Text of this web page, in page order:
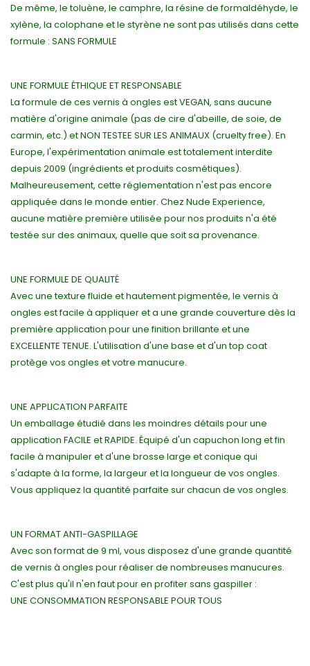
De même, le toluène, le camphre, la résine de formaldéhyde, le
xylène, la colophane et le styrène ne sont pas utilisés dans cette
formule : SANS FORMULE
UNE FORMULE ÉTHIQUE ET RESPONSABLE
La formule de ces vernis à ongles est VEGAN, sans aucune
matière d'origine animale (pas de cire d'abeille, de soie, de
carmin, etc.) et NON TESTEE SUR LES ANIMAUX (cruelty free). En
Europe, l'expérimentation animale est totalement interdite
depuis 2009 (ingrédients et produits cosmétiques).
Malheureusement, cette réglementation n'est pas encore
appliquée dans le monde entier. Chez Nude Experience,
aucune matière première utilisée pour nos produits n'a été
testée sur des animaux, quelle que soit sa provenance.
UNE FORMULE DE QUALITÉ
Avec une texture fluide et hautement pigmentée, le vernis à
ongles est facile à appliquer et a une grande couverture dès la
première application pour une finition brillante et une
EXCELLENTE TENUE. L'utilisation d'une base et d'un top coat
protège vos ongles et votre manucure.
UNE APPLICATION PARFAITE
Un emballage étudié dans les moindres détails pour une
application FACILE et RAPIDE. Équipé d'un capuchon long et fin
facile à manipuler et d'une brosse large et conique qui
s'adapte à la forme, la largeur et la longueur de vos ongles.
Vous appliquez la quantité parfaite sur chacun de vos ongles.
UN FORMAT ANTI-GASPILLAGE
Avec son format de 9 ml, vous disposez d'une grande quantité
de vernis à ongles pour réaliser de nombreuses manucures.
C'est plus qu'il n'en faut pour en profiter sans gaspiller :
UNE CONSOMMATION RESPONSABLE POUR TOUS